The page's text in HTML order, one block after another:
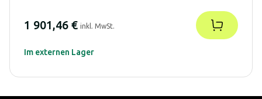
1 901,46 € inkl. MwSt.
Im externen Lager